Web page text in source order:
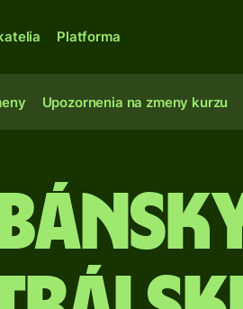
Platforma
Upozornenia na zmeny kurzu